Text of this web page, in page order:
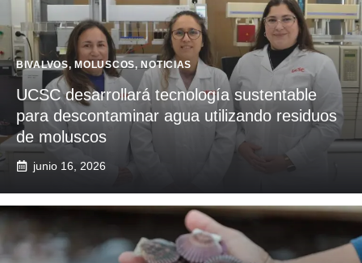
BIVALVOS,MOLUSCOS,NOTICIAS
UCSC desarrollará tecnología sustentable
para descontaminar agua utilizando residuos
de moluscos
junio 16, 2026